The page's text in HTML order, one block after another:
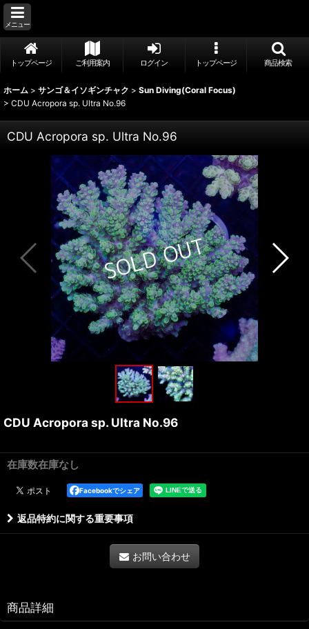
メニュー
トップページ ご利用案内 ログイン トップページ 商品検索
ホーム > サンゴ＆イソギンチャク > Sun Diving(Coral Focus)
> CDU Acropora sp. Ultra No.96
CDU Acropora sp. Ultra No.96
CDU Acropora sp. Ultra No.96
在庫数在庫なし
Facebookでシェア
返品特約に関する重要事項
お問い合わせ
商品詳細